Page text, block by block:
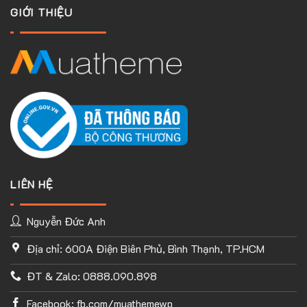
TÙY CHỈNH WEBSITE THEO PHONG CÁCH CỦA BẠN
Với thư viện ứng dụng khổng lồ và UX Builder, bạn có thể tự
tay thiết kế website của mình tùy ý mà không cần đến khả
GIỚI THIỆU
LIÊN HỆ
Nguyễn Đức Anh
Địa chỉ: 600A Điện Biên Phủ, Bình Thạnh, TP.HCM
ĐT & Zalo: 0888.090.898
Facebook: fb.com/muathemewp